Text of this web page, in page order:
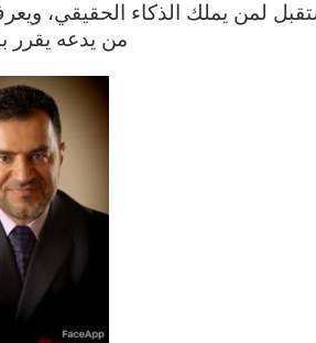
لمن يملك الذكاء الحقيقي،
من يدعه يقرر